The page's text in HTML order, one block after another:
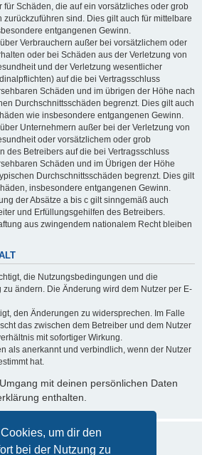
um dir den
bei der Nutzung zu
für Schäden, die auf ein vorsätzliches oder grob
zurückzuführen sind. Dies gilt auch für mittelbare
entgangenen Gewinn.
Verbrauchern außer bei vorsätzlichem oder
oder bei Schäden aus der Verletzung von
und der Verletzung wesentlicher
auf die bei Vertragsschluss
Schäden und im übrigen der Höhe nach
Durchschnittsschäden begrenzt. Dies gilt auch
wie insbesondere entgangenen Gewinn.
Unternehmern außer bei der Verletzung von
oder vorsätzlichem oder grob
des Betreibers auf die bei Vertragsschluss
Schäden und im Übrigen der Höhe
Durchschnittsschäden begrenzt. Dies gilt
insbesondere entgangenen Gewinn.
der Absätze a bis c gilt sinngemäß auch
und Erfüllungsgehilfen des Betreibers.
aus zwingendem nationalem Recht bleiben
die Nutzungsbedingungen und die
zu ändern. Die Änderung wird dem Nutzer per E-
den Änderungen zu widersprechen. Im Falle
das zwischen dem Betreiber und dem Nutzer
mit sofortiger Wirkung.
als anerkannt und verbindlich, wenn der Nutzer
hat.
mit deinen persönlichen Daten
enthalten.